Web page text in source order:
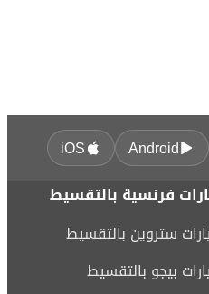
Android
iOS
فرنسية بالتقسيط
ستروين بالتقسيط
بيجو بالتقسيط